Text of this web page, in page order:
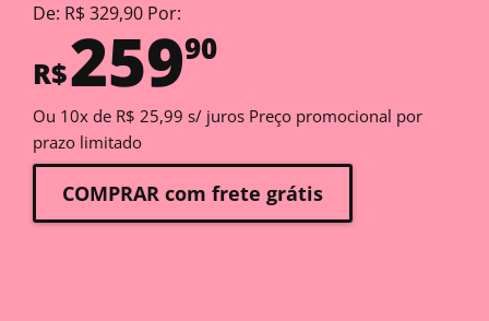
De: R$ 329,90 Por:
R$25990
Ou 10x de R$ 25,99 s/ juros Preço promocional por
prazo limitado
COMPRAR com frete grátis